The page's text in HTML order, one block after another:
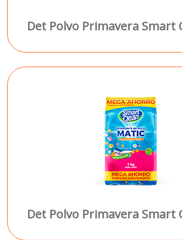
Det Polvo Primavera Smart
Det Polvo Primavera Smart